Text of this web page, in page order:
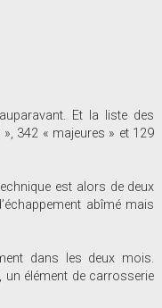
Et la liste des
342 « majeures » et 129
est alors de deux
abîmé mais
dans les deux mois.
un élément de carrosserie